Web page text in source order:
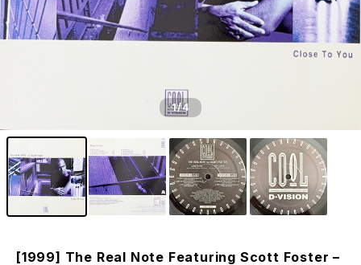
1/4
[1999] The Real Note Featuring Scott Foster –